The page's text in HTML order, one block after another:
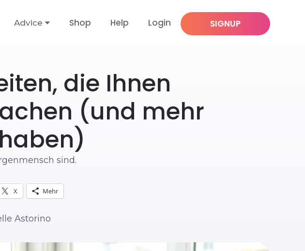
Advice Shop Help Login SIGNUP
die Ihnen
(und mehr
sind.
X Mehr
Astorino